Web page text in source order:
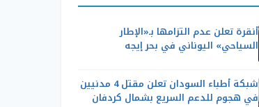
أنقرة تعلن عدم التزامها بـ«الإطار
السياحي» اليوناني في بحر إيجه
شبكة أطباء السودان تعلن مقتل 4 مدنيين
في هجوم للدعم السريع بشمال كردفان